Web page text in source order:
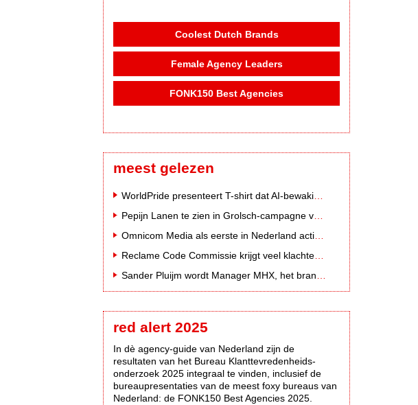
Coolest Dutch Brands
Female Agency Leaders
FONK150 Best Agencies
meest gelezen
Sander Pluijm wordt Manager MHX, het branded content label van Mediahuis
red alert 2025
In dè agency-guide van Nederland zijn de
resultaten van het Bureau Klanttevredenheids-
onderzoek 2025 integraal te vinden, inclusief de
bureaupresentaties van de meest foxy bureaus van
Nederland: de FONK150 Best Agencies 2025.